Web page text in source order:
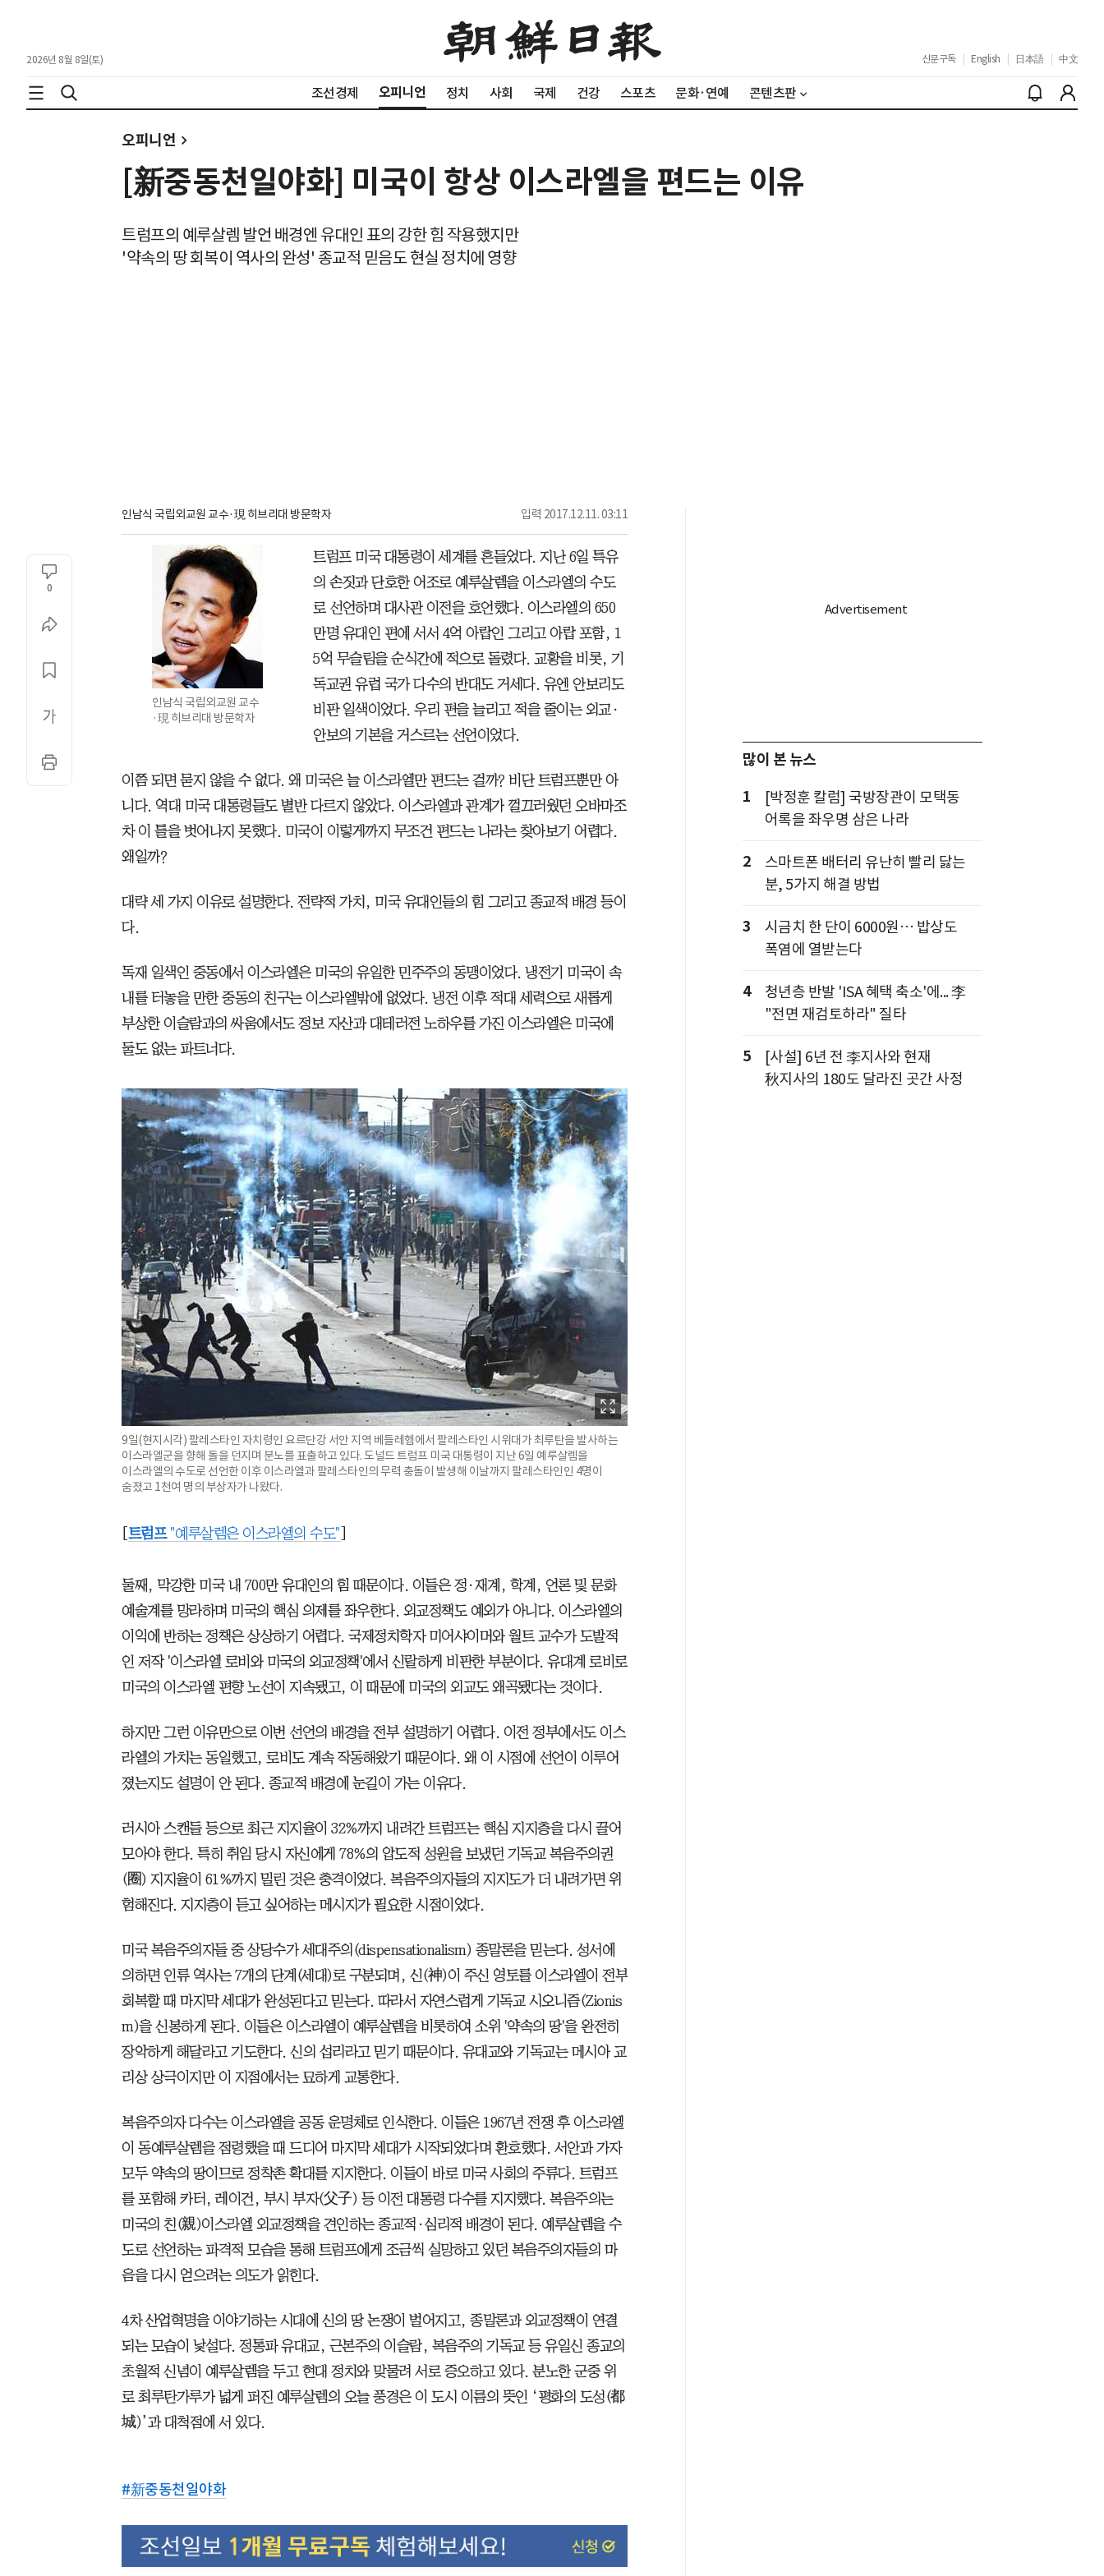
2026년 8월 8일(토) 신문구독 English 日本語 中文
조선경제 오피니언 정치 사회 국제 건강 스포츠 문화·연예 콘텐츠판
오피니언
[新중동천일야화] 미국이 항상 이스라엘을 편드는 이유
트럼프의 예루살렘 발언 배경엔 유대인 표의 강한 힘 작용했지만
'약속의 땅 회복이 역사의 완성' 종교적 믿음도 현실 정치에 영향
인남식 국립외교원 교수·現 히브리대 방문학자 입력 2017.12.11. 03:11
0
인남식 국립외교원 교수
·現 히브리대 방문학자
트럼프 미국 대통령이 세계를 흔들었다. 지난 6일 특유
의 손짓과 단호한 어조로 예루살렘을 이스라엘의 수도
로 선언하며 대사관 이전을 호언했다. 이스라엘의 650
만명 유대인 편에 서서 4억 아랍인 그리고 아랍 포함, 1
5억 무슬림을 순식간에 적으로 돌렸다. 교황을 비롯, 기
독교권 유럽 국가 다수의 반대도 거세다. 유엔 안보리도
비판 일색이었다. 우리 편을 늘리고 적을 줄이는 외교·
안보의 기본을 거스르는 선언이었다.
이쯤 되면 묻지 않을 수 없다. 왜 미국은 늘 이스라엘만 편드는 걸까? 비단 트럼프뿐만 아
니다. 역대 미국 대통령들도 별반 다르지 않았다. 이스라엘과 관계가 껄끄러웠던 오바마조
차 이 틀을 벗어나지 못했다. 미국이 이렇게까지 무조건 편드는 나라는 찾아보기 어렵다.
왜일까?
대략 세 가지 이유로 설명한다. 전략적 가치, 미국 유대인들의 힘 그리고 종교적 배경 등이
다.
독재 일색인 중동에서 이스라엘은 미국의 유일한 민주주의 동맹이었다. 냉전기 미국이 속
내를 터놓을 만한 중동의 친구는 이스라엘밖에 없었다. 냉전 이후 적대 세력으로 새롭게
부상한 이슬람과의 싸움에서도 정보 자산과 대테러전 노하우를 가진 이스라엘은 미국에
둘도 없는 파트너다.
9일(현지시각) 팔레스타인 자치령인 요르단강 서안 지역 베들레헴에서 팔레스타인 시위대가 최루탄을 발사하는
이스라엘군을 향해 돌을 던지며 분노를 표출하고 있다. 도널드 트럼프 미국 대통령이 지난 6일 예루살렘을
이스라엘의 수도로 선언한 이후 이스라엘과 팔레스타인의 무력 충돌이 발생해 이날까지 팔레스타인인 4명이
숨졌고 1천여 명의 부상자가 나왔다.
트럼프"예루살렘은 이스라엘의 수도"
둘째, 막강한 미국 내 700만 유대인의 힘 때문이다. 이들은 정·재계, 학계, 언론 및 문화
예술계를 망라하며 미국의 핵심 의제를 좌우한다. 외교정책도 예외가 아니다. 이스라엘의
이익에 반하는 정책은 상상하기 어렵다. 국제정치학자 미어샤이머와 월트 교수가 도발적
인 저작 '이스라엘 로비와 미국의 외교정책'에서 신랄하게 비판한 부분이다. 유대계 로비로
미국의 이스라엘 편향 노선이 지속됐고, 이 때문에 미국의 외교도 왜곡됐다는 것이다.
하지만 그런 이유만으로 이번 선언의 배경을 전부 설명하기 어렵다. 이전 정부에서도 이스
라엘의 가치는 동일했고, 로비도 계속 작동해왔기 때문이다. 왜 이 시점에 선언이 이루어
졌는지도 설명이 안 된다. 종교적 배경에 눈길이 가는 이유다.
러시아 스캔들 등으로 최근 지지율이 32%까지 내려간 트럼프는 핵심 지지층을 다시 끌어
모아야 한다. 특히 취임 당시 자신에게 78%의 압도적 성원을 보냈던 기독교 복음주의권
(圈) 지지율이 61%까지 밀린 것은 충격이었다. 복음주의자들의 지지도가 더 내려가면 위
험해진다. 지지층이 듣고 싶어하는 메시지가 필요한 시점이었다.
미국 복음주의자들 중 상당수가 세대주의(dispensationalism) 종말론을 믿는다. 성서에
의하면 인류 역사는 7개의 단계(세대)로 구분되며, 신(神)이 주신 영토를 이스라엘이 전부
회복할 때 마지막 세대가 완성된다고 믿는다. 따라서 자연스럽게 기독교 시오니즘(Zionis
m)을 신봉하게 된다. 이들은 이스라엘이 예루살렘을 비롯하여 소위 '약속의 땅'을 완전히
장악하게 해달라고 기도한다. 신의 섭리라고 믿기 때문이다. 유대교와 기독교는 메시아 교
리상 상극이지만 이 지점에서는 묘하게 교통한다.
복음주의자 다수는 이스라엘을 공동 운명체로 인식한다. 이들은 1967년 전쟁 후 이스라엘
이 동예루살렘을 점령했을 때 드디어 마지막 세대가 시작되었다며 환호했다. 서안과 가자
모두 약속의 땅이므로 정착촌 확대를 지지한다. 이들이 바로 미국 사회의 주류다. 트럼프
를 포함해 카터, 레이건, 부시 부자(父子) 등 이전 대통령 다수를 지지했다. 복음주의는
미국의 친(親)이스라엘 외교정책을 견인하는 종교적·심리적 배경이 된다. 예루살렘을 수
도로 선언하는 파격적 모습을 통해 트럼프에게 조금씩 실망하고 있던 복음주의자들의 마
음을 다시 얻으려는 의도가 읽힌다.
4차 산업혁명을 이야기하는 시대에 신의 땅 논쟁이 벌어지고, 종말론과 외교정책이 연결
되는 모습이 낯설다. 정통파 유대교, 근본주의 이슬람, 복음주의 기독교 등 유일신 종교의
초월적 신념이 예루살렘을 두고 현대 정치와 맞물려 서로 증오하고 있다. 분노한 군중 위
로 최루탄가루가 넓게 퍼진 예루살렘의 오늘 풍경은 이 도시 이름의 뜻인 ‘평화의 도성(都
城)’과 대척점에 서 있다.
#新중동천일야화
많이 본 뉴스
1
[박정훈 칼럼] 국방장관이 모택동
어록을 좌우명 삼은 나라
2
스마트폰 배터리 유난히 빨리 닳는
분, 5가지 해결 방법
3
시금치 한 단이 6000원… 밥상도
폭염에 열받는다
4
청년층 반발 'ISA 혜택 축소'에... 李
"전면 재검토하라" 질타
5
[사설] 6년 전 李지사와 현재
秋지사의 180도 달라진 곳간 사정